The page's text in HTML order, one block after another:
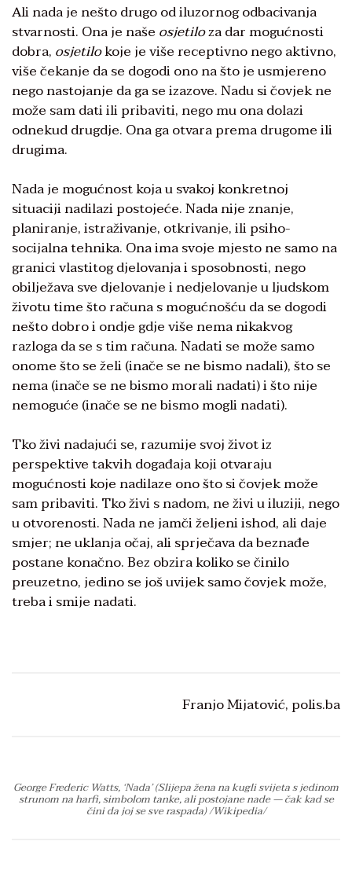
Ali nada je nešto drugo od iluzornog odbacivanja
stvarnosti. Ona je naše osjetiloza dar mogućnosti
dobra, osjetilokoje je više receptivno nego aktivno,
više čekanje da se dogodi ono na što je usmjereno
nego nastojanje da ga se izazove. Nadu si čovjek ne
može sam dati ili pribaviti, nego mu ona dolazi
odnekud drugdje. Ona ga otvara prema drugome ili
drugima.
Nada je mogućnost koja u svakoj konkretnoj
situaciji nadilazi postojeće. Nada nije znanje,
planiranje, istraživanje, otkrivanje, ili psiho-
socijalna tehnika. Ona ima svoje mjesto ne samo na
granici vlastitog djelovanja i sposobnosti, nego
obilježava sve djelovanje i nedjelovanje u ljudskom
životu time što računa s mogućnošću da se dogodi
nešto dobro i ondje gdje više nema nikakvog
razloga da se s tim računa. Nadati se može samo
onome što se želi (inače se ne bismo nadali), što se
nema (inače se ne bismo morali nadati) i što nije
nemoguće (inače se ne bismo mogli nadati).
Tko živi nadajući se, razumije svoj život iz
perspektive takvih događaja koji otvaraju
mogućnosti koje nadilaze ono što si čovjek može
sam pribaviti. Tko živi s nadom, ne živi u iluziji, nego
u otvorenosti. Nada ne jamči željeni ishod, ali daje
smjer; ne uklanja očaj, ali sprječava da beznađe
postane konačno. Bez obzira koliko se činilo
preuzetno, jedino se još uvijek samo čovjek može,
treba i smije nadati.
Franjo Mijatović, polis.ba
George Frederic Watts, ‘Nada’ (Slijepa žena na kugli svijeta s jedinom
strunom na harfi, simbolom tanke, ali postojane nade — čak kad se
čini da joj se sve raspada) /Wikipedia/